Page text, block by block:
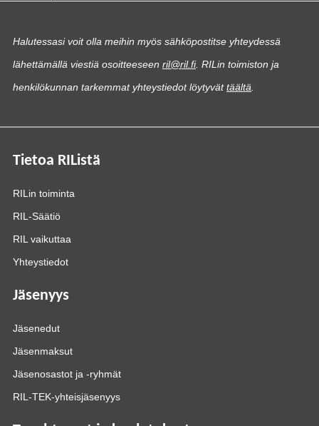
Halutessasi voit olla meihin myös sähköpostitse yhteydessä
lähettämällä viestiä osoitteeseen ril@ril.fi. RILin toimiston ja
henkilökunnan tarkemmat yhteystiedot löytyvättäältä
Tietoa RIListä
RILin toiminta
RIL-Säätiö
RIL vaikuttaa
Yhteystiedot
Jäsenyys
Jäsenedut
Jäsenmaksut
Jäsenosastot ja -ryhmät
RIL-TEK-yhteisjäsenyys